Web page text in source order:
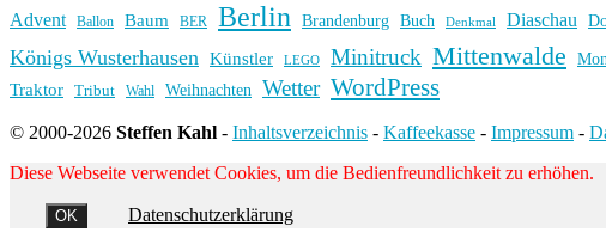
Advent Ballon Baum BER Berlin Brandenburg Buch Denkmal Diaschau
Königs Wusterhausen Künstler LEGO Minitruck Mittenwalde
Traktor Tribut Wahl Weihnachten Wetter WordPress
© 2000-2026 Steffen Kahl - Inhaltsverzeichnis - Kaffeekasse - Impressum -
Diese Webseite verwendet Cookies, um die Bedienfreundlichkeit zu erhöhen.
OK Datenschutzerklärung